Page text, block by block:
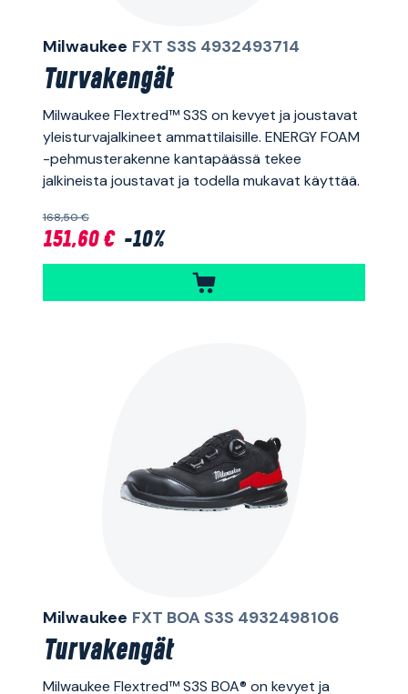
Milwaukee FXT S3S 4932493714
Turvakengät
Milwaukee Flextred™ S3S on kevyet ja joustavat
yleisturvajalkineet ammattilaisille. ENERGY FOAM
-pehmusterakenne kantapäässä tekee
jalkineista joustavat ja todella mukavat käyttää.
168,50 €
151,60 € -10%
Milwaukee FXT BOA S3S 4932498106
Turvakengät
Milwaukee Flextred™ S3S BOA® on kevyet ja